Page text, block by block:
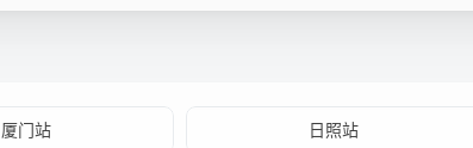
厦门站 日照站